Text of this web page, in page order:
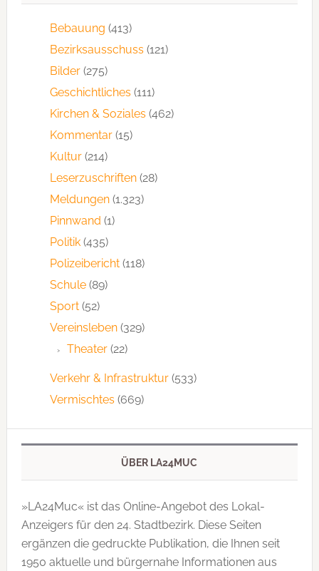
Bebauung (413)
Bezirksausschuss (121)
Bilder(275)
Geschichtliches (111)
Kirchen & Soziales (462)
Kommentar(15)
Kultur(214)
Leserzuschriften(28)
Meldungen(1.323)
Pinnwand (1)
Politik(435)
Polizeibericht(118)
Schule(89)
Sport(52)
Vereinsleben(329)
Theater(22)
Verkehr & Infrastruktur(533)
Vermischtes (669)
ÜBER LA24MUC
»LA24Muc« ist das Online-Angebot des Lokal-
Anzeigers für den 24. Stadtbezirk. Diese Seiten
ergänzen die gedruckte Publi­kation, die Ihnen seit
1950 aktuelle und bürgernahe Informationen aus